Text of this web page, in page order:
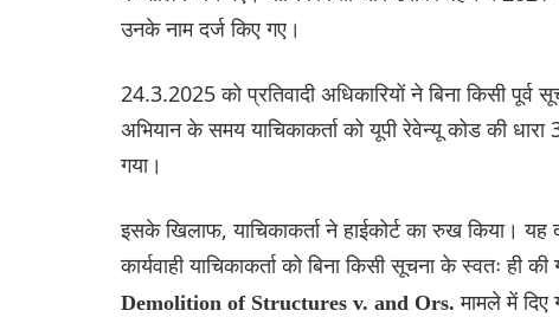
उनके नाम दर्ज किए गए।
24.3.2025 को प्रतिवादी अधिकारियों ने बिना किसी पूर्व
अभियान के समय याचिकाकर्ता को यूपी रेवेन्यू कोड की
गया।
इसके खिलाफ, याचिकाकर्ता ने हाईकोर्ट का रुख किया।
कार्यवाही याचिकाकर्ता को बिना किसी सूचना के स्वतः ही
Demolition of Structures v. and Ors. मामले में दिए